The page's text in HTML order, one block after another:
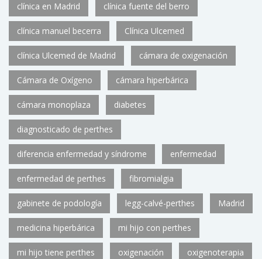
clínica en Madrid clínica fuente del berro
clínica manuel becerra Clínica Ulcemed
clínica Ulcemed de Madrid cámara de oxigenación
Cámara de Oxígeno cámara hiperbárica
cámara monoplaza diabetes
diagnosticado de perthes
diferencia enfermedad y síndrome enfermedad
enfermedad de perthes fibromialgia
gabinete de podología legg-calvé-perthes Madrid
medicina hiperbárica mi hijo con perthes
mi hijo tiene perthes oxigenación oxigenoterapia